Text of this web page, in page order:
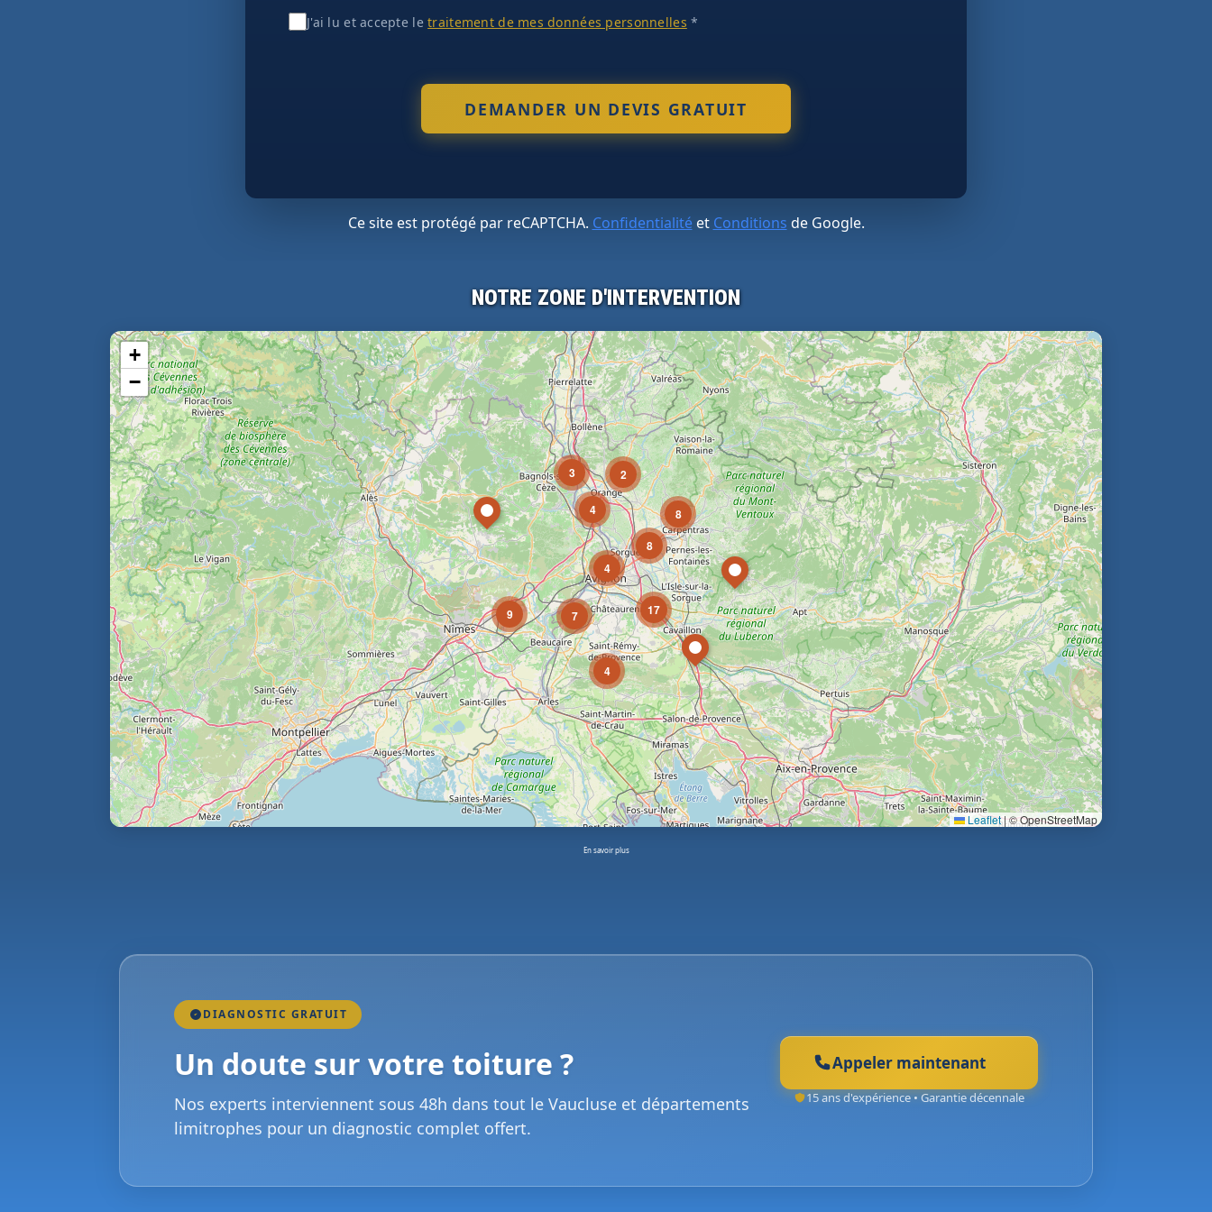
J'ai lu et accepte letraitement de mes données personnelles *
Ce site est protégé par reCAPTCHA. Confidentialitéet Conditions de Google.
NOTRE ZONE D'INTERVENTION
3
4
9 7
2
4
4
17
8
8
+
−
Leaflet|© OpenStreetMap
En savoir plus
DIAGNOSTIC GRATUIT
Un doute sur votre toiture ?
Nos experts interviennent sous 48h dans tout le Vaucluse et départements
limitrophes pour un diagnostic complet offert.
Appeler maintenant
15 ans d'expérience • Garantie décennale